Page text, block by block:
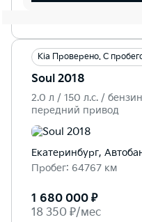
Kia Проверено. С
Soul 2018
2.0 л / 150 л.c. /
передний привод
Екатеринбург,
Пробег: 64767 км
1 680 000 ₽
18 350 ₽/мес